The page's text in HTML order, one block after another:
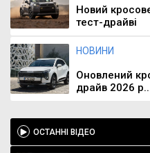
Новий
тест-драйві
НОВИНИ
Оновлений
драйв 2026
ОСТАННІ ВІДЕО